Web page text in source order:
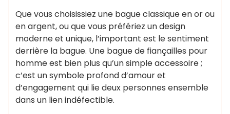
Que vous choisissiez une bague classique en or ou
en argent, ou que vous préfériez un design
moderne et unique, l’important est le sentiment
derrière la bague. Une bague de fiançailles pour
homme est bien plus qu’un simple accessoire ;
c’est un symbole profond d’amour et
d’engagement qui lie deux personnes ensemble
dans un lien indéfectible.